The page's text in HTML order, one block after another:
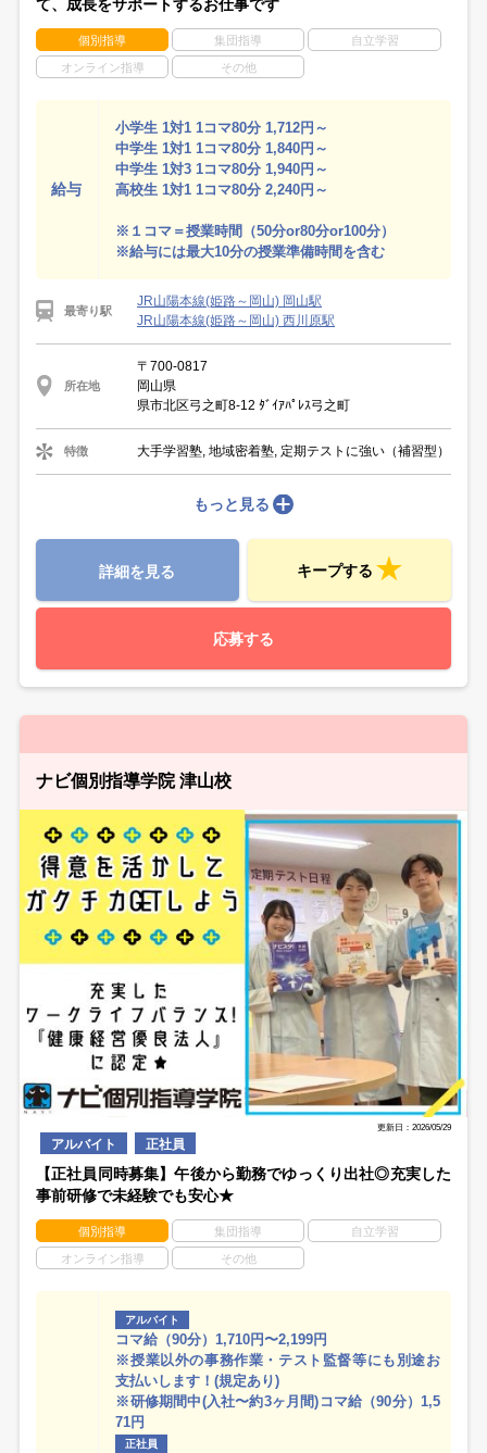
て、成長をサポートするお仕事です
個別指導 集団指導 自立学習
オンライン指導 その他
給与
小学生 1対1 1コマ80分 1,712円～
中学生 1対1 1コマ80分 1,840円～
中学生 1対3 1コマ80分 1,940円～
高校生 1対1 1コマ80分 2,240円～
※１コマ＝授業時間（50分or80分or100分）
※給与には最大10分の授業準備時間を含む
最寄り駅
JR山陽本線(姫路～岡山) 岡山駅
JR山陽本線(姫路～岡山) 西川原駅
所在地
〒700-0817
岡山県
県市北区弓之町8-12 ﾀﾞｲｱﾊﾟﾚｽ弓之町
特徴 大手学習塾, 地域密着塾, 定期テストに強い（補習型）
もっと見る
詳細を見る キープする
応募する
ナビ個別指導学院 津山校
更新日：2026/05/29
アルバイト 正社員
【正社員同時募集】午後から勤務でゆっくり出社◎充実した
事前研修で未経験でも安心★
個別指導 集団指導 自立学習
オンライン指導 その他
アルバイト
コマ給（90分）1,710円〜2,199円
※授業以外の事務作業・テスト監督等にも別途お
支払いします！(規定あり)
※研修期間中(入社〜約3ヶ月間)コマ給（90分）1,5
71円
正社員